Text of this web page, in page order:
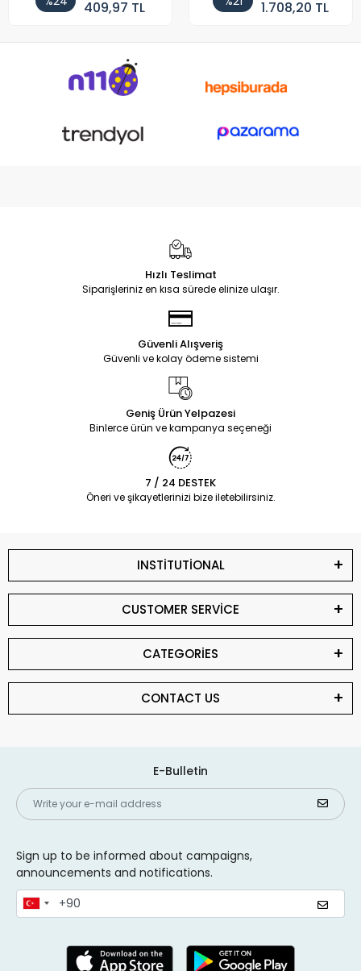
409,97 TL 1.708,20 TL
Hızlı Teslimat
Siparişleriniz en kısa sürede elinize ulaşır.
Güvenli Alışveriş
Güvenli ve kolay ödeme sistemi
Geniş Ürün Yelpazesi
Binlerce ürün ve kampanya seçeneği
7 / 24 DESTEK
Öneri ve şikayetlerinizi bize iletebilirsiniz.
INSTİTUTİONAL
CUSTOMER SERVİCE
CATEGORİES
CONTACT US
E-Bulletin
Sign up to be informed about campaigns,
announcements and notifications.